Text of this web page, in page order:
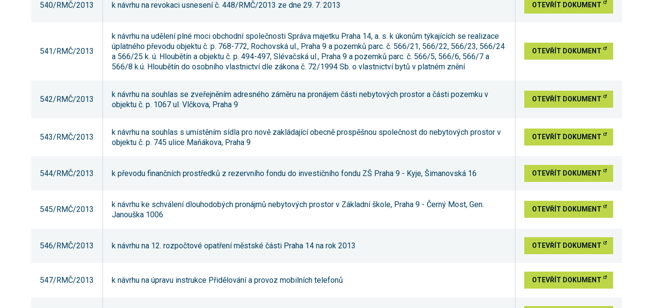
540/RMČ/2013 k návrhu na revokaci usnesení č. 448/RMČ/2013 ze dne 29. 7. 2013 OTEVŘÍT DOKUMENT
541/RMČ/2013
k návrhu na udělení plné moci obchodní společnosti Správa majetku Praha 14, a. s. k úkonům týkajících se realizace
úplatného převodu objektu č. p. 768-772, Rochovská ul., Praha 9 a pozemků parc. č. 566/21, 566/22, 566/23, 566/24
a 566/25 k. ú. Hloubětín a objektu č. p. 494-497, Slévačská ul., Praha 9 a pozemků parc. č. 566/5, 566/6, 566/7 a
566/8 k.ú. Hloubětín do osobního vlastnictví dle zákona č. 72/1994 Sb. o vlastnictví bytů v platném znění
OTEVŘÍT DOKUMENT
542/RMČ/2013
k návrhu na souhlas se zveřejněním adresného záměru na pronájem části nebytových prostor a části pozemku v
objektu č. p. 1067 ul. Vlčkova, Praha 9
OTEVŘÍT DOKUMENT
543/RMČ/2013
k návrhu na souhlas s umístěním sídla pro nově zakládající obecně prospěšnou společnost do nebytových prostor v
objektu č. p. 745 ulice Maňákova, Praha 9
OTEVŘÍT DOKUMENT
544/RMČ/2013 k převodu finančních prostředků z rezervního fondu do investičního fondu ZŠ Praha 9 - Kyje, Šimanovská 16 OTEVŘÍT DOKUMENT
545/RMČ/2013
k návrhu ke schválení dlouhodobých pronájmů nebytových prostor v Základní škole, Praha 9 - Černý Most, Gen.
Janouška 1006
OTEVŘÍT DOKUMENT
546/RMČ/2013 k návrhu na 12. rozpočtové opatření městské části Praha 14 na rok 2013 OTEVŘÍT DOKUMENT
547/RMČ/2013 k návrhu na úpravu instrukce Přidělování a provoz mobilních telefonů OTEVŘÍT DOKUMENT
cookies ve
vztahu k Vaší
návštěvě,
ztrácíme
možnost
optimalizace
našich
Personalizované
další technologie,
abychom
našich návštěvníků.
cookies
abychom Vám
mohli zobrazit